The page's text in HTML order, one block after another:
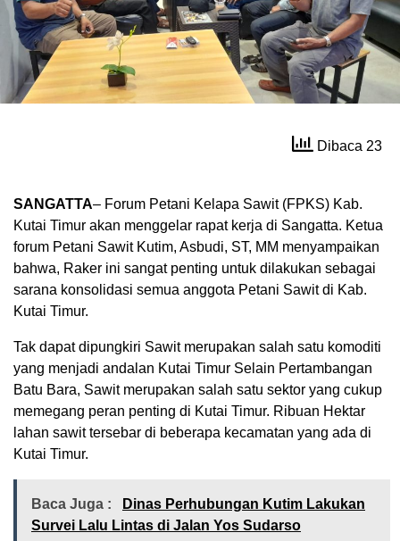
Dibaca 23
SANGATTA– Forum Petani Kelapa Sawit (FPKS) Kab.
Kutai Timur akan menggelar rapat kerja di Sangatta. Ketua
forum Petani Sawit Kutim, Asbudi, ST, MM menyampaikan
bahwa, Raker ini sangat penting untuk dilakukan sebagai
sarana konsolidasi semua anggota Petani Sawit di Kab.
Kutai Timur.
Tak dapat dipungkiri Sawit merupakan salah satu komoditi
yang menjadi andalan Kutai Timur Selain Pertambangan
Batu Bara, Sawit merupakan salah satu sektor yang cukup
memegang peran penting di Kutai Timur. Ribuan Hektar
lahan sawit tersebar di beberapa kecamatan yang ada di
Kutai Timur.
Baca Juga :
Dinas Perhubungan Kutim Lakukan
Survei Lalu Lintas di Jalan Yos Sudarso